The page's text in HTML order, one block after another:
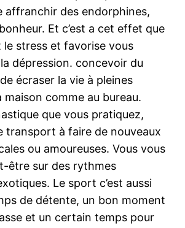
affranchir des endorphines,
Et c’est a cet effet que
stress et favorise vous
dépression. concevoir du
écraser la vie à pleines
maison comme au bureau.
que vous pratiquez,
transport à faire de nouveaux
ou amoureuses. Vous vous
être sur des rythmes
Le sport c’est aussi
de détente, un bon moment
et un certain temps pour